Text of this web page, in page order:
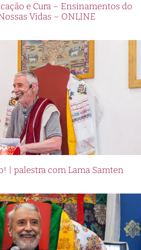
e Cura – Ensinamentos do
Vidas – ONLINE
| palestra com Lama Samten